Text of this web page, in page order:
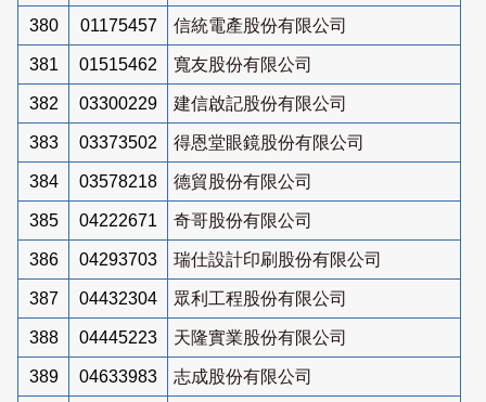
380 01175457 信統電產股份有限公司
381 01515462 寬友股份有限公司
382 03300229 建信啟記股份有限公司
383 03373502 得恩堂眼鏡股份有限公司
384 03578218 德貿股份有限公司
385 04222671 奇哥股份有限公司
386 04293703 瑞仕設計印刷股份有限公司
387 04432304 眾利工程股份有限公司
388 04445223 天隆實業股份有限公司
389 04633983 志成股份有限公司